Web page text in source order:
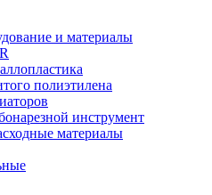
и материалы
полиэтилена
инструмент
материалы